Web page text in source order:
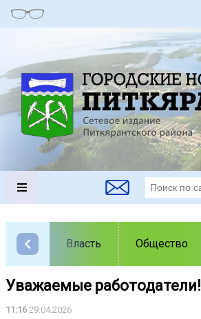
Власть Общество
Уважаемые работодатели!️
11:1629.04.2026